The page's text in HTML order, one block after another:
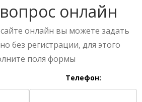
онлайн
онлайн вы можете задать
без регистрации, для этого
поля формы
Телефон: